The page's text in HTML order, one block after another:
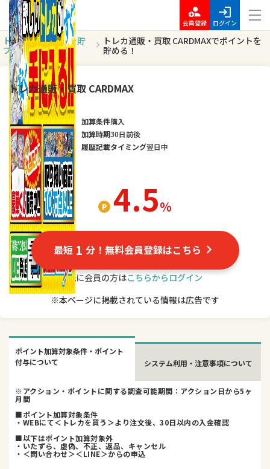
会員登録 ログイン
トッ
プ
ポイントを貯
める
トレカ通販・買取 CARDMAXでポイントを
貯める！
トレカ通販・買取 CARDMAX
4.5％
加算条件購入
加算時期30日前後
履歴記載タイミング翌日中
最短 1 分！無料会員登録はこちら
既に会員の方はこちらからログイン
※本ページに掲載されている情報は広告です
ポイント加算対象条件・ポイント
付与について
システム利用・注意事項について
※アクション・ポイントに関する調査可能期間：アクション日から5ヶ
月間
■ポイント加算対象条件
・WEBにて＜トレカを買う＞より注文後、30日以内の入金確認
■以下はポイント加算対象外
・いたずら、虚偽、不正、返品、キャンセル
・＜問い合わせ＞＜LINE＞からの申込